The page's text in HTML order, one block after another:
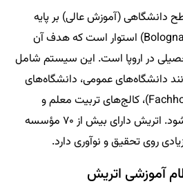
دانشگاهی (آموزش عالی) بر پایه
سیستم بولونیا (Bologna Process) استوار است که هدف آن
در اروپا است. این سیستم شامل
دانشگاه‌های عمومی، دانشگاه‌های
علوم کاربردی (Fachhochschulen)، کالج‌های تربیت معلم و
دانشگاه‌های خصوصی می‌شود. اتریش دارای بیش از ۷۰ مؤسسه
روی تحقیق و نوآوری دارد.
آموزشی اتریش